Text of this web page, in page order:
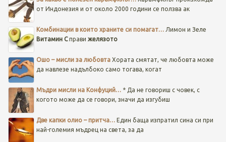
от Индонезия и от около 2000 години се ползва ак
Комбинации в които храните си помагат…Лимон и Зеле
Витамин Cправи желязото
Ошо – мисли за любовта Хората смятат, че любовта може
да навлезе надълбоко само тогава, когат
Мъдри мисли на Конфуций… * Да не говориш с човек, с
когото може да се говори, значи да изгубиш
Две капки олио – притча…Един баща изпратил сина си при
най-големия мъдрец на света, за да